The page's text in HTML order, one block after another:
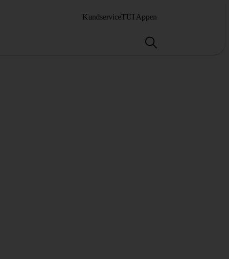
KundserviceTUI Appen